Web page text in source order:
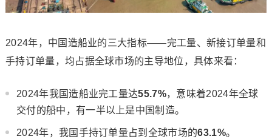
2024年，中国造船业的三大指标——完工量、新接订单量和
手持订单量，均占据全球市场的主导地位，具体来看：
2024年我国造船业完工量达55.7%，意味着2024年全球
交付的船中，有一半以上是中国制造。
2024年，我国手持订单量占到全球市场的63.1%。